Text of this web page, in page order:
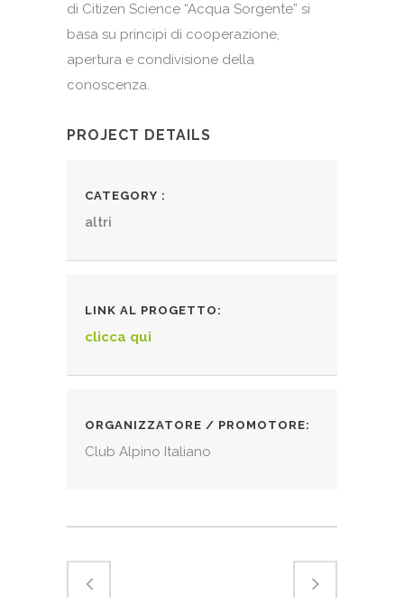
di Citizen Science “Acqua Sorgente” si
basa su principi di cooperazione,
apertura e condivisione della
conoscenza.
PROJECT DETAILS
CATEGORY
altri
LINK AL PROGETTO
clicca qui
ORGANIZZATORE / PROMOTORE
Club Alpino Italiano